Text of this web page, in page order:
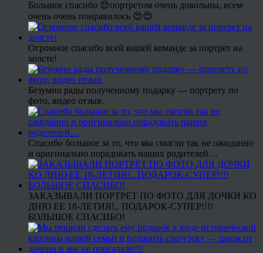
Большое спасибо 😍портретом очень довольны, всем
очень очень понравилось 😍😍
Огромное спасибо всей вашей команде за портрет на
холсте!
Безумно рады полученному подарку — портрету по
фото, видео отзыв.
Спасибо большое за то, что мы смогли так не ожиданно
и оригинально порадовать наших родителей…
ЗАКАЗЫВАЛИ ПОРТРЕТ ПО ФОТО ДЛЯ ДОЧКИ КО
ДНЮ ЕЕ 18-ЛЕТИЯ!.. ПОДАРОК-СУПЕР!!!!
БОЛЬШОЕ СПАСИБО!